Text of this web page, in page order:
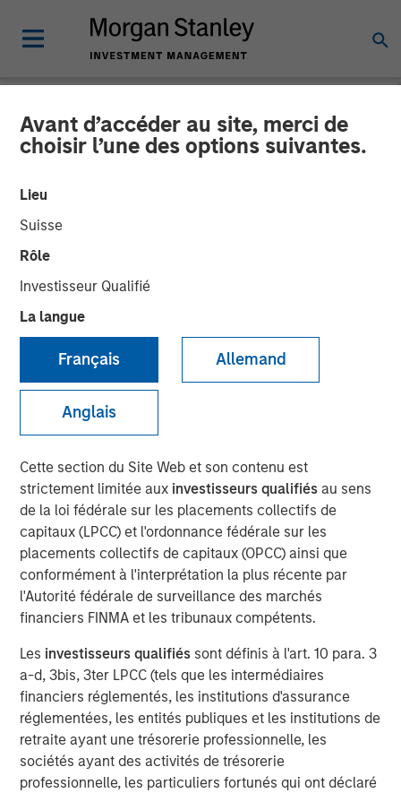
Avant d’accéder au site, merci de
choisir l’une des options suivantes.
Lieu
Suisse
Rôle
Investisseur Qualifié
La langue
Français Allemand
Anglais
Cette section du Site Web et son contenu est
strictement limitée aux investisseurs qualifiésau sens
de la loi fédérale sur les placements collectifs de
capitaux (LPCC) et l'ordonnance fédérale sur les
placements collectifs de capitaux (OPCC) ainsi que
conformément à l'interprétation la plus récente par
l'Autorité fédérale de surveillance des marchés
financiers FINMA et les tribunaux compétents.
Les investisseurs qualifiés sont définis à l'art. 10 para. 3
a-d, 3bis, 3ter LPCC (tels que les intermédiaires
financiers réglementés, les institutions d'assurance
réglementées, les entités publiques et les institutions de
retraite ayant une trésorerie professionnelle, les
sociétés ayant des activités de trésorerie
professionnelle, les particuliers fortunés qui ont déclaré
CARON'S CORNER INSIGHTS
Finding the Fix in 2026: A
Poem for the New Year
Jim Caron
Portfolio Solutions Group
04:39
00:00
View Transcript
See below for important disclosures.
Portfolio Solutions Group
The Portfolio Solutions Group is a comprehensive multi-
asset business, with activity across all asset strategies
and types (traditional and alternative), through solutions
that span fully liquid (public assets), comprehensive
(public and private assets) and fully private portfolios.
Offerings are delivered via a managed portfolio or model,
in discretionary or advisory format.